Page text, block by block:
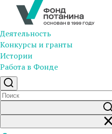
Деятельность
Конкурсы и гранты
Истории
Работа в Фонде